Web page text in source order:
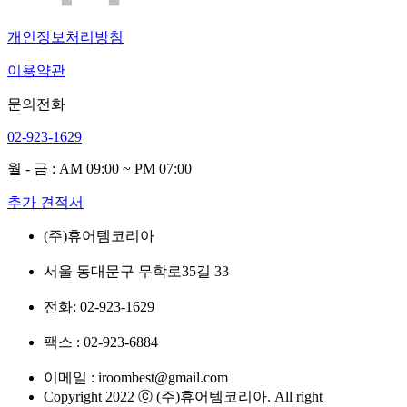
개인정보처리방침
이용약관
문의전화
02-923-1629
월 - 금 : AM 09:00 ~ PM 07:00
추가 견적서
(주)휴어템코리아
서울 동대문구 무학로35길 33
전화: 02-923-1629
팩스 : 02-923-6884
이메일 : iroombest@gmail.com
Copyright 2022 ⓒ (주)휴어템코리아. All right